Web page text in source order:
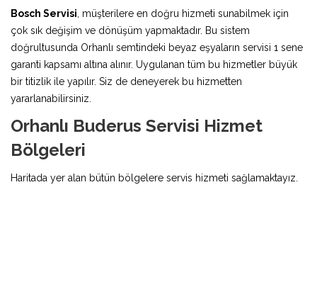
Bosch Servisi , müşterilere en doğru hizmeti sunabilmek için
çok sık değişim ve dönüşüm yapmaktadır. Bu sistem
doğrultusunda Orhanlı semtindeki beyaz eşyaların servisi 1 sene
garanti kapsamı altına alınır. Uygulanan tüm bu hizmetler büyük
bir titizlik ile yapılır. Siz de deneyerek bu hizmetten
yararlanabilirsiniz.
Orhanlı Buderus Servisi Hizmet
Bölgeleri
Haritada yer alan bütün bölgelere servis hizmeti sağlamaktayız.